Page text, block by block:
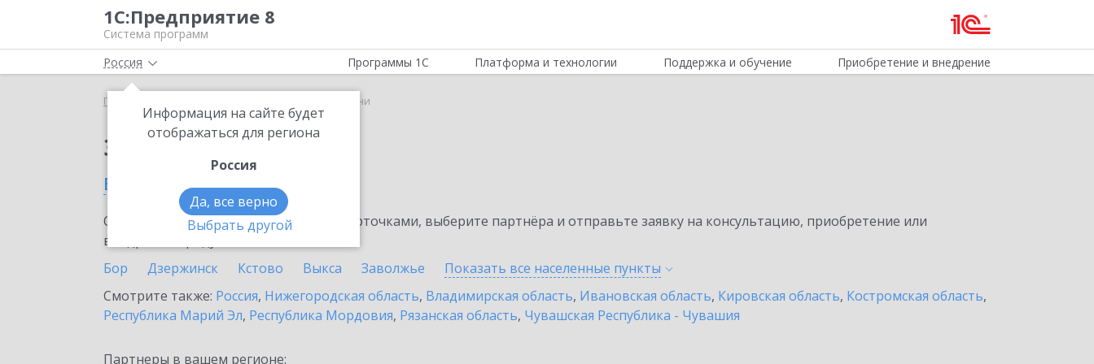
1С:Предприятие 8
Система программ
Россия
Информация на сайте будет
отображаться для региона
Россия
Да, все верно
Выбрать другой
Программы 1С Платформа и технологии Поддержка и обучение Приобретение и внедрение
Главная 1С-ЭПД в Урени
Заказать 1С-ЭПД
в Урени
Ознакомьтесь с информационными карточками, выберите партнёра и отправьте заявку на консультацию, приобретение или
внедрение продукта.
Бор
Дзержинск Кстово Выкса Заволжье Показать все населенные пункты
Смотрите также: Россия, Нижегородская область, Владимирская область, Ивановская область, Кировская область, Костромская область,
Республика Марий Эл, Республика Мордовия, Рязанская область, Чувашская Республика - Чувашия
Партнеры в вашем регионе: